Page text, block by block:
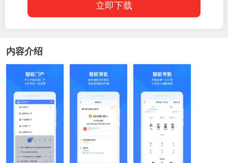
立即下载
内容介绍